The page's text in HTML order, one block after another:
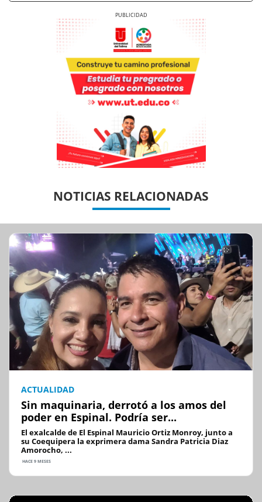
NOTICIAS RELACIONADAS
ACTUALIDAD
Sin maquinaria, derrotó a los amos del
poder en Espinal. Podría ser...
El exalcalde de El Espinal Mauricio Ortiz Monroy, junto a
su Coequipera la exprimera dama Sandra Patricia Diaz
Amorocho, ...
HACE 9 MESES